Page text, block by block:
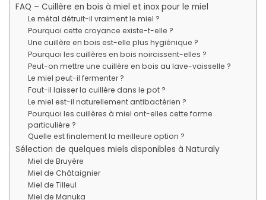
FAQ – Cuillère en bois à miel et inox pour le miel
Le métal détruit-il vraiment le miel ?
Pourquoi cette croyance existe-t-elle ?
Une cuillère en bois est-elle plus hygiénique ?
Pourquoi les cuillères en bois noircissent-elles ?
Peut-on mettre une cuillère en bois au lave-vaisselle ?
Le miel peut-il fermenter ?
Faut-il laisser la cuillère dans le pot ?
Le miel est-il naturellement antibactérien ?
Pourquoi les cuillères à miel ont-elles cette forme
particulière ?
Quelle est finalement la meilleure option ?
Sélection de quelques miels disponibles à Naturaly
Miel de Bruyère
Miel de Châtaignier
Miel de Tilleul
Miel de Manuka